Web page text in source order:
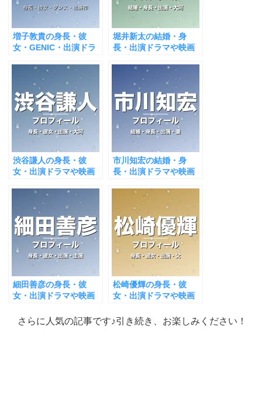
増子敦貴の身長・彼
女・GENIC・出演ドラ
上手いと話題！
堀井新太の結婚・身
長・出演ドラマや映画
渋谷謙人の身長・彼
女・出演ドラマや映画
市川知宏の結婚・身
長・出演ドラマや映画
細田善彦の身長・彼
女・出演ドラマや映画
松崎優輝の身長・彼
女・出演ドラマや映画
親？
さらに人気の記事です♪引き続き、お楽しみください！